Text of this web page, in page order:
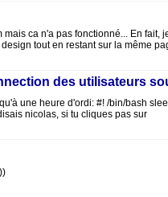
ca n'a pas fonctionné... En
tout en restant sur la même
des utilisateurs
une heure d'ordi: #! /bin/bash
nicolas, si tu cliques pas sur